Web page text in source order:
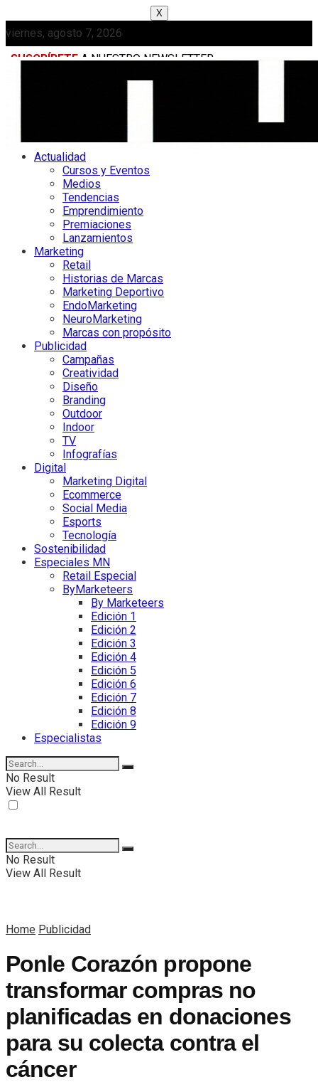
X
viernes, agosto 7, 2026
SUSCRÍBETE A NUESTRO NEWSLETTER
Actualidad
Cursos y Eventos
Medios
Tendencias
Emprendimiento
Premiaciones
Lanzamientos
Marketing
Retail
Historias de Marcas
Marketing Deportivo
EndoMarketing
NeuroMarketing
Marcas con propósito
Publicidad
Campañas
Creatividad
Diseño
Branding
Outdoor
Indoor
TV
Infografías
Digital
Marketing Digital
Ecommerce
Social Media
Esports
Tecnología
Sostenibilidad
Especiales MN
Retail Especial
ByMarketeers
By Marketeers
Edición 1
Edición 2
Edición 3
Edición 4
Edición 5
Edición 6
Edición 7
Edición 8
Edición 9
Especialistas
No Result
View All Result
No Result
View All Result
Home Publicidad
Ponle Corazón propone
transformar compras no
planificadas en donaciones
para su colecta contra el
cáncer